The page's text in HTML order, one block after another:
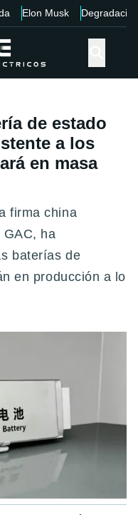
Elon Musk Degradación
de estado
a los
en masa
firma china
ha
baterías de
en producción a lo